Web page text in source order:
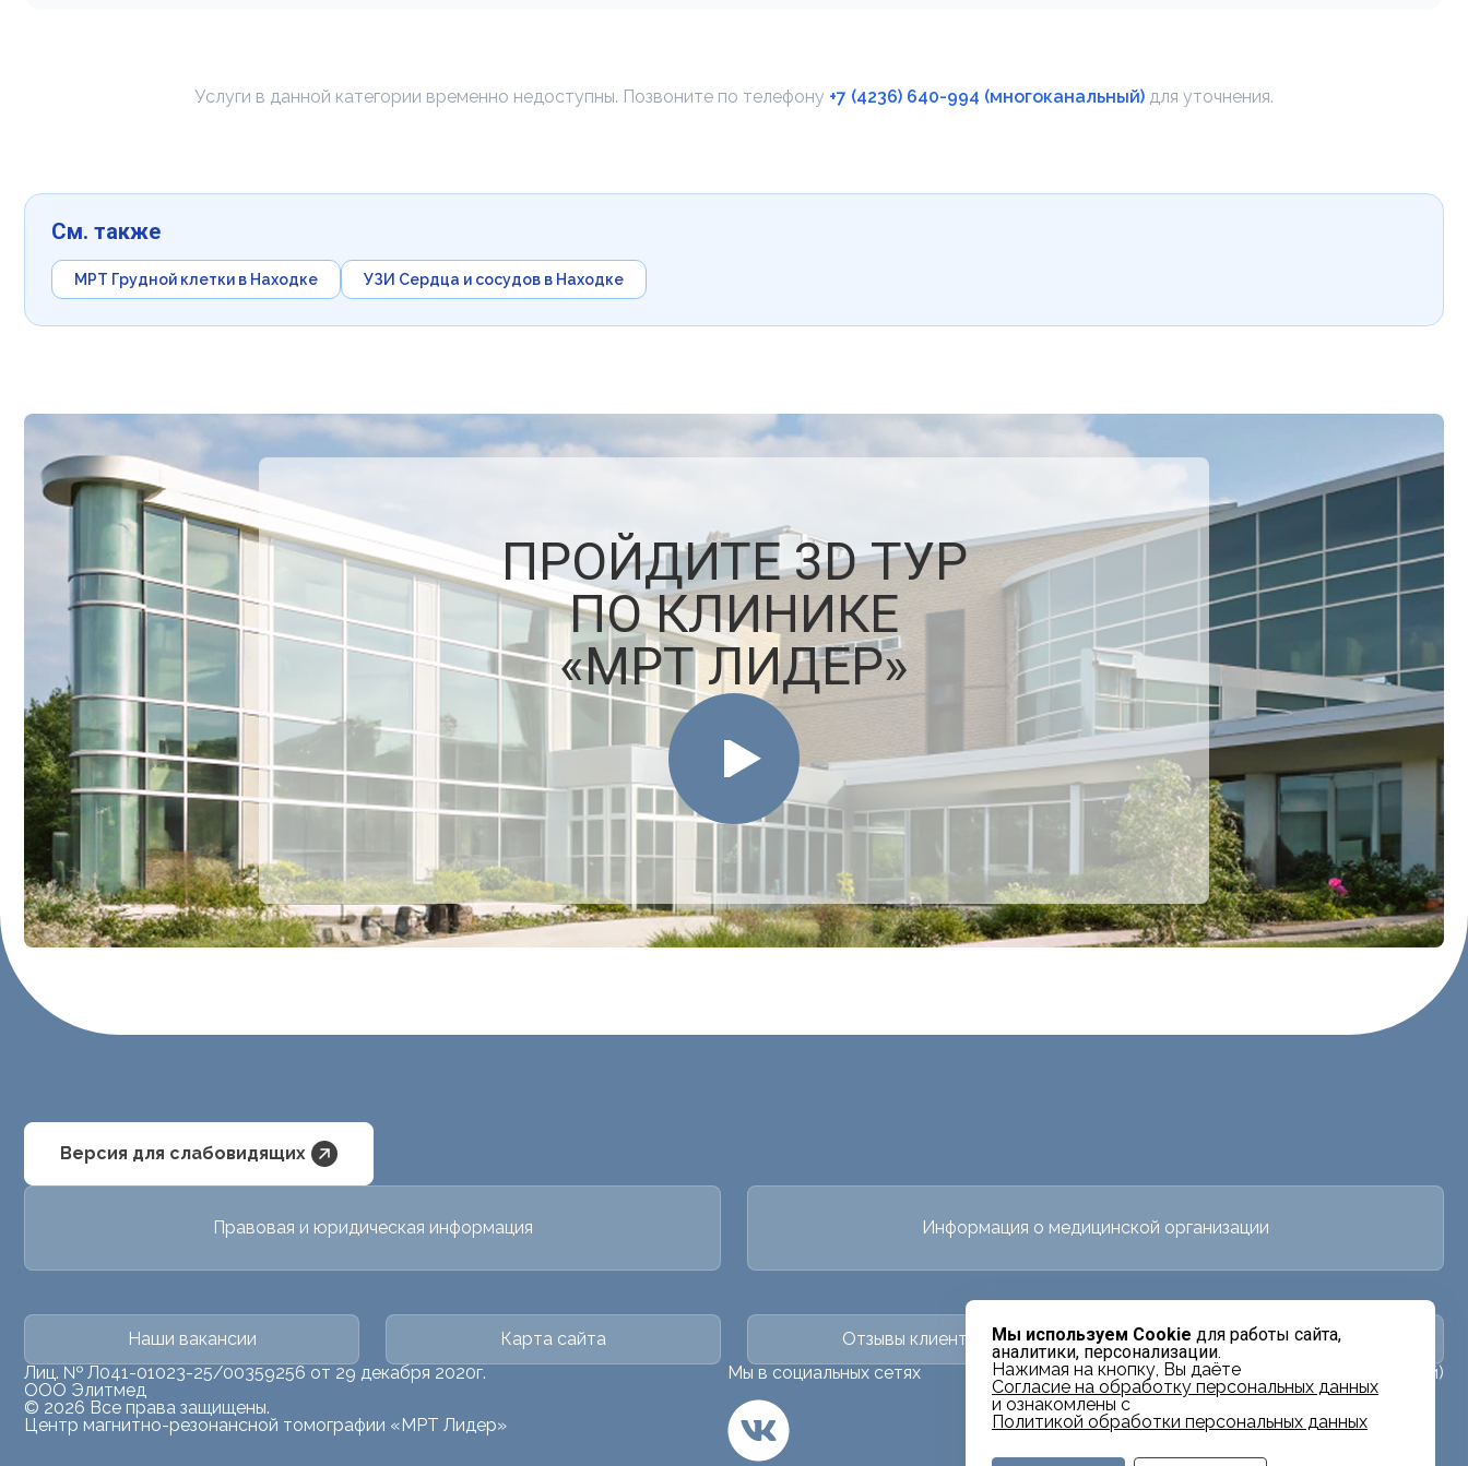
Мы используем Cookie для работы сайта,
аналитики, персонализации.
Нажимая на кнопку, Вы даёте
Cогласие на обработку персональных данных
и ознакомлены с
Политикой обработки персональных данных
Услуги в данной категории временно недоступны. Позвоните по телефону +7 (4236) 640-994 (многоканальный) для уточнения.
См. также
МРТ Грудной клетки в Находке УЗИ Сердца и сосудов в Находке
ПРОЙДИТЕ 3D ТУР
ПО КЛИНИКЕ
«МРТ ЛИДЕР»
Версия для слабовидящих
Правовая и юридическая информация
Наши вакансии Карта сайта
Информация о медицинской организации
Отзывы клиентов
Заявка на налоговый вычет
Лиц. № Л041-01023-25/00359256 от 29 декабря 2020г.
ООО Элитмед
© 2026 Все права защищены.
Центр магнитно-резонансной томографии «МРТ Лидер»
Мы в социальных сетях +7 (4236) 640-994 (многоканальный)